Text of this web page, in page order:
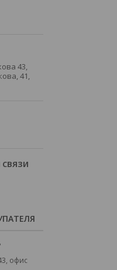
43,
41,
офис